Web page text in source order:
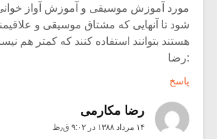
مورد آموزش موسیقی و آموزش آواز
شود تا آنهایی که مشتاق موسیقی و
هستند بتوانند استفاده کنند که کمتر هم
:رضا
پاسخ
رضا مکارمی
۱۴ مرداد ۱۳۸۸ در ۹:۰۲ ق٫ظ